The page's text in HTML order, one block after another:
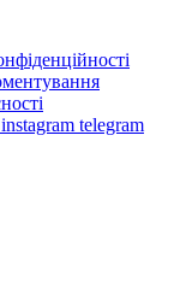
instagram telegram